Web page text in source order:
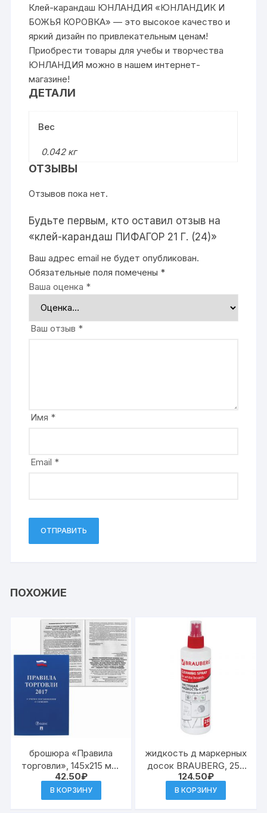
Клей-карандаш ЮНЛАНДИЯ «ЮНЛАНДИК И
БОЖЬЯ КОРОВКА» — это высокое качество и
яркий дизайн по привлекательным ценам!
Приобрести товары для учебы и творчества
ЮНЛАНДИЯ можно в нашем интернет-
магазине!
ДЕТАЛИ
Вес
0.042 кг
ОТЗЫВЫ
Отзывов пока нет.
Будьте первым, кто оставил отзыв на
«клей-карандаш ПИФАГОР 21 Г. (24)»
Ваш адрес email не будет опубликован.
Обязательные поля помечены *
Ваша оценка *
Ваш отзыв *
Имя *
Email *
ПОХОЖИЕ
брошюра «Правила
торговли», 145х215 мм,
80 страниц[СА]
42.50₽
В КОРЗИНУ
жидкость д маркерных
досок BRAUBERG, 250
мл, 510119
124.50₽
В КОРЗИНУ